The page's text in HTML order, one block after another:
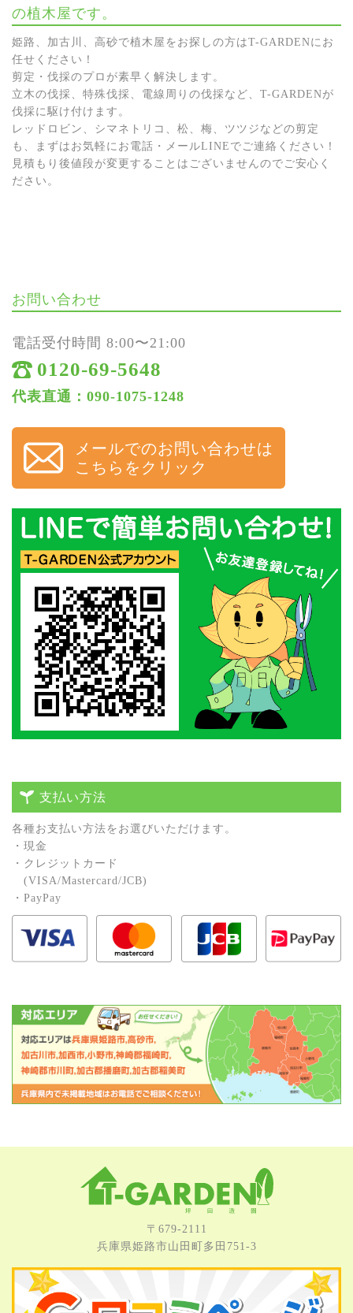
の植木屋です。
姫路、加古川、高砂で植木屋をお探しの方はT-GARDENにお
任せください！
剪定・伐採のプロが素早く解決します。
立木の伐採、特殊伐採、電線周りの伐採など、T-GARDENが
伐採に駆け付けます。
レッドロビン、シマネトリコ、松、梅、ツツジなどの剪定
も、まずはお気軽にお電話・メールLINEでご連絡ください！
見積もり後値段が変更することはございませんのでご安心く
ださい。
お問い合わせ
電話受付時間 8:00〜21:00
0120-69-5648
代表直通：090-1075-1248
メールでのお問い合わせは
こちらをクリック
支払い方法
各種お⽀払い⽅法をお選びいただけます。
・現⾦
・クレジットカード
(VISA/Mastercard/JCB)
・PayPay
〒679-2111
兵庫県姫路市⼭⽥町多⽥751-3